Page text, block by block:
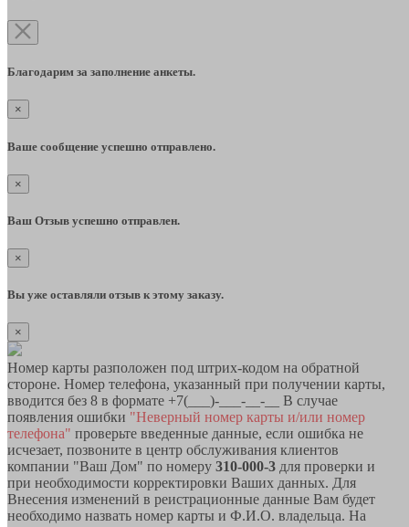
Благодарим за заполнение анкеты.
×
Ваше сообщение успешно отправлено.
×
Ваш Отзыв успешно отправлен.
×
Вы уже оставляли отзыв к этому заказу.
×
Номер карты разположен под штрих-кодом на обратной
стороне. Номер телефона, указанный при получении карты,
вводится без 8 в формате +7(___)-___-__-__ В случае
появления ошибки "Неверный номер карты и/или номер
телефона" проверьте введенные данные, если ошибка не
исчезает, позвоните в центр обслуживания клиентов
компании "Ваш Дом" по номеру 310-000-3 для проверки и
при необходимости корректировки Ваших данных. Для
Внесения изменений в реистрационные данные Вам будет
необходимо назвать номер карты и Ф.И.О. владельца. На